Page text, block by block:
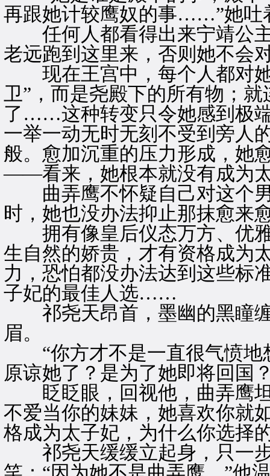
再跟她计较鹰奴的事……”她吐
任何人都看得出来宁靖公主
老远跑到这里来，否则她不会
现在王宫中，每个人都对她
卫”，而是尧殿下的所有物；
了……这种转变只令她感到极
一举一动无时无刻不受到旁人
般。愈加沉重的压力形成，她
——看来，她根本就没有成为
曲弄鹰不怀疑自己对这个男
时，她也没办法抑止那抹愈来
拥有像皇后仪态万方、优雅
生自然的娇贵，才有资格成为
力，恐怕都没办法达到这些标
子妃的最佳人选……
祁尧天昂首，墨幽的黑瞳缠
眉。
“你方才不是一直很气愤地
原谅她了？是为了她即将回国
眨眨眼，回视他，曲弄鹰
不爱当你的妹妹，她喜欢你
格成为太子妃，为什么你选择
祁尧天缓缓立起身，只一步